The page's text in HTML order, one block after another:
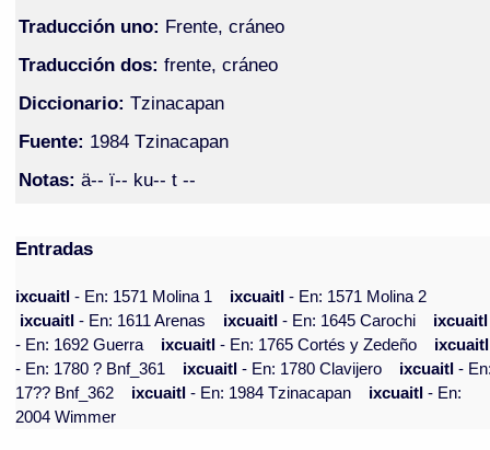
Traducción uno: Frente, cráneo
Traducción dos: frente, cráneo
Diccionario: Tzinacapan
Fuente: 1984 Tzinacapan
Notas: ä-- ï-- ku-- t --
Entradas
ixcuaitl- En: 1571 Molina 1 ixcuaitl- En: 1571 Molina 2
ixcuaitl- En: 1611 Arenas ixcuaitl- En: 1645 Carochi
ixcuaitl
- En: 1692 Guerra
ixcuaitl- En: 1765 Cortés y Zedeño
ixcuaitl
- En: 1780 ? Bnf_361
ixcuaitl- En: 1780 Clavijero ixcuaitl-
17?? Bnf_362
ixcuaitl- En: 1984 Tzinacapan ixcuaitl- En:
2004 Wimmer